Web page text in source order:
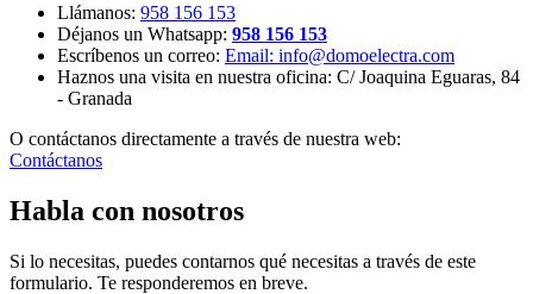
Llámanos: 958 156 153
Déjanos un Whatsapp: 958 156 153
Escríbenos un correo: Email: info@domoelectra.com
Haznos una visita en nuestra oficina: C/ Joaquina Eguaras, 84
- Granada
O contáctanos directamente a través de nuestra web:
Contáctanos
Habla con nosotros
Si lo necesitas, puedes contarnos qué necesitas a través de este
formulario. Te responderemos en breve.